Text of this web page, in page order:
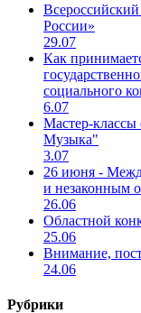
России»
29.07
Как
социального
6.07
Мастер-классы
Музыка"
3.07
26 июня -
и незаконным
26.06
Областной
25.06
Внимание,
24.06
Рубрики